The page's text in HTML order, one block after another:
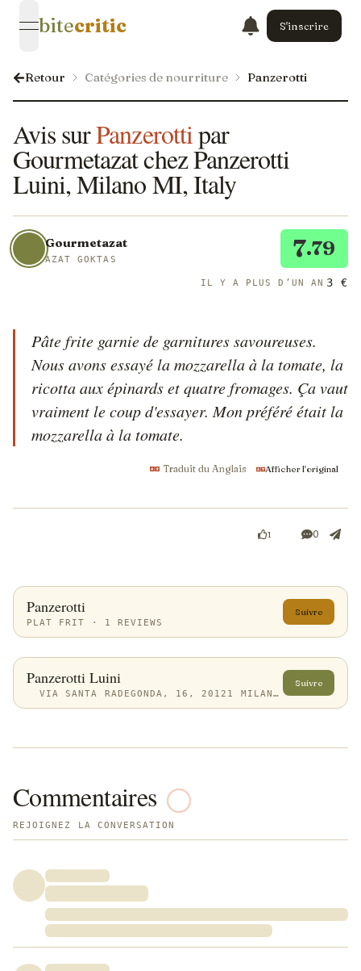
open navigation menu
bitecritic S'inscrire
Retour Catégories de nourriture Panzerotti
Avis surPanzerottipar
Gourmetazat chez Panzerotti
Luini, Milano MI, Italy
Gourmetazat
AZAT GOKTAS 7.79
IL Y A PLUS D’UN AN 3 €
Pâte frite garnie de garnitures savoureuses.
Nous avons essayé la mozzarella à la tomate, la
ricotta aux épinards et quatre fromages. Ça vaut
vraiment le coup d'essayer. Mon préféré était la
mozzarella à la tomate.
Traduit du Anglais Afficher l'original
1 0
Panzerotti
PLAT FRIT · 1 REVIEWS
Suivre
Panzerotti Luini
VIA SANTA RADEGONDA, 16, 20121 MILANO MI, ITALY
Suivre
Commentaires
REJOIGNEZ LA CONVERSATION